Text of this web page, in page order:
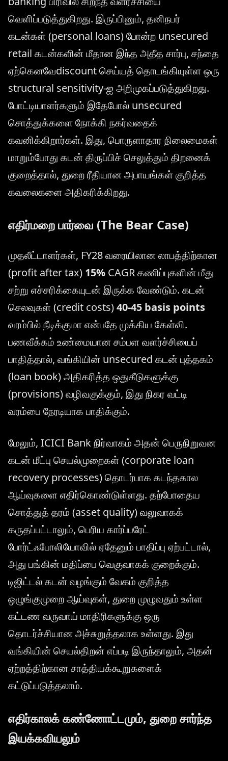
வெளிப்படுத்துகிறது. இருப்பினும், தனிநபர்
கடன்கள் (personal loans) போன்ற unsecured
retail கடன்களின் மீதான இந்த அதீத சார்பு, சந்தை
ஏற்கெனவேdiscount செய்யத் தொடங்கியுள்ள ஒரு
structural sensitivity-ஐ அறிமுகப்படுத்துகிறது.
போட்டியாளர்களும் இதேபோல் unsecured
சொத்துக்களை நோக்கி நகர்வதைக்
கவனிக்கிறார்கள். இது, பொருளாதார நிலைமைகள்
மாறும்போது கடன் திருப்பிச் செலுத்தும் திறனைக்
குறைத்தால், துறை ரீதியான அபாயங்கள் குறித்த
கவலைகளை அதிகரிக்கிறது.
எதிர்மறை பார்வை (The Bear Case)
முதலீட்டாளர்கள், FY28 வரையிலான லாபத்திற்கான
(profit after tax) 15% CAGR கணிப்புகளின் மீது
சற்று எச்சரிக்கையுடன் இருக்க வேண்டும். கடன்
செலவுகள் (credit costs)40-45 basis points
வரம்பில் நீடிக்குமா என்பதே முக்கிய கேள்வி.
பணவீக்கம் உண்மையான சம்பள வளர்ச்சியைப்
பாதித்தால், வங்கியின் unsecured கடன் புத்தகம்
(loan book) அதிகரித்த ஒதுகீடுகளுக்கு
(provisions) வழிவகுக்கும், இது நிகர வட்டி
வரம்பை நேரடியாக பாதிக்கும்.
மேலும், ICICI Bank நிர்வாகம் அதன் பெருநிறுவன
கடன் மீட்பு செயல்முறைகள் (corporate loan
recovery processes) தொடர்பாக கடந்தகால
ஆய்வுகளை எதிர்கொண்டுள்ளது. தற்போதைய
சொத்துத் தரம் (asset quality) வலுவாகக்
கருதப்பட்டாலும், பெரிய கார்ப்பரேட்
போர்ட்ஃபோலியோவில் ஏதேனும் பாதிப்பு ஏற்பட்டால்,
அது பங்கின் மதிப்பை வெகுவாகக் குறைக்கும்.
டிஜிட்டல் கடன் வழங்கும் வேகம் குறித்த
ஒழுங்குமுறை ஆய்வுகள், துறை முழுவதும் உள்ள
கட்டண வருவாய் மாதிரிகளுக்கு ஒரு
தொடர்ச்சியான அச்சுறுத்தலாக உள்ளது. இது
வங்கியின் செயல்திறன் எப்படி இருந்தாலும், அதன்
ஏற்றத்திற்கான சாத்தியக்கூறுகளைக்
கட்டுப்படுத்தலாம்.
எதிர்காலக் கண்ணோட்டமும், துறை சார்ந்த
இயக்கவியலும்